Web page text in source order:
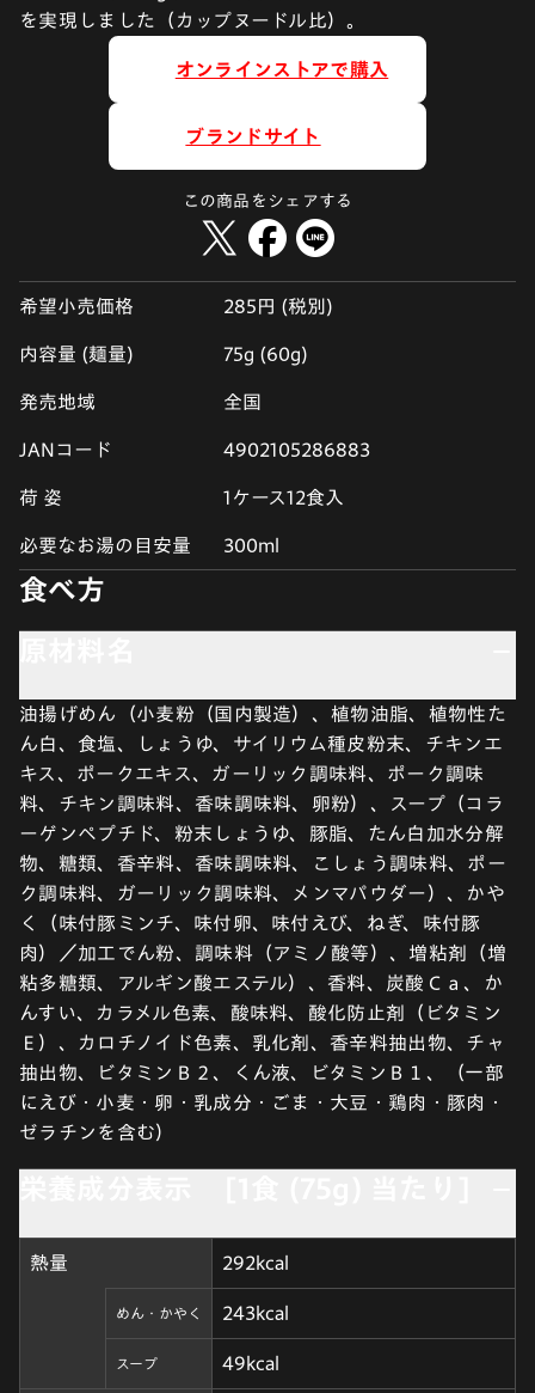
を実現しました（カップヌードル比）。
オンラインストアで購入
ブランドサイト
この商品をシェアする
希望小売価格 285円 (税別)
内容量 (麺量) 75g (60g)
発売地域 全国
JANコード 4902105286883
荷 姿 1ケース12食入
必要なお湯の目安量 300ml
食べ方
油揚げめん（小麦粉（国内製造）、植物油脂、植物性た
ん白、食塩、しょうゆ、サイリウム種皮粉末、チキンエ
キス、ポークエキス、ガーリック調味料、ポーク調味
料、チキン調味料、香味調味料、卵粉）、スープ（コラ
ーゲンペプチド、粉末しょうゆ、豚脂、たん白加水分解
物、糖類、香辛料、香味調味料、こしょう調味料、ポー
ク調味料、ガーリック調味料、メンマパウダー）、かや
く（味付豚ミンチ、味付卵、味付えび、ねぎ、味付豚
肉）／加工でん粉、調味料（アミノ酸等）、増粘剤（増
粘多糖類、アルギン酸エステル）、香料、炭酸Ｃａ、か
んすい、カラメル色素、酸味料、酸化防止剤（ビタミン
Ｅ）、カロチノイド色素、乳化剤、香辛料抽出物、チャ
抽出物、ビタミンＢ２、くん液、ビタミンＢ１、（一部
にえび・小麦・卵・乳成分・ごま・大豆・鶏肉・豚肉・
ゼラチンを含む）
熱量 292kcal
めん・かやく 243kcal
スープ 49kcal